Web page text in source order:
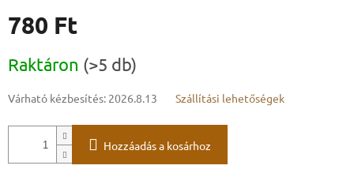
780 Ft
Raktáron (>5 db)
Várható kézbesítés: 2026.8.13 Szállítási lehetőségek
Hozzáadás a kosárhoz